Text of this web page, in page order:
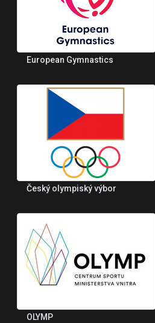
European Gymnastics
Český olympiský výbor
OLYMP